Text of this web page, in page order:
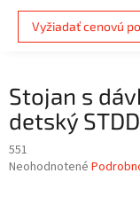
Vyžiadať cenovú
Stojan s
detský
551
Priemerné
Neohodnotené